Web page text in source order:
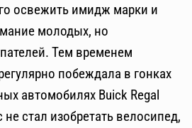
освежить имидж марки и
молодых, но
Тем временем
побеждала в гонках
автомобилях Buick Regal
не стал изобретать велосипед,